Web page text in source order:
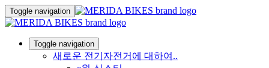
Toggle navigation
Toggle navigation
새로운 전기자전거에 대하여..